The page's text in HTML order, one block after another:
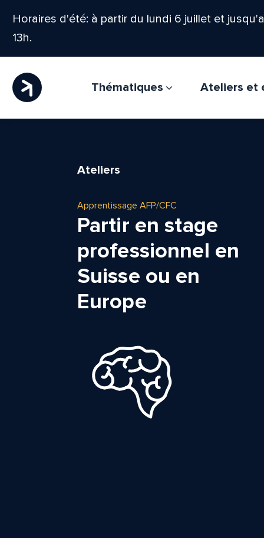
Horaires d'été: à partir du lundi 6 juillet et
13h.
Thématiques Ateliers et
Ateliers
Apprentissage AFP/CFC
Partir en stage
professionnel en
Suisse ou en
Europe